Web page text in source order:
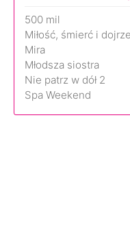
500 mil
Miłość, śmierć i
Mira
Młodsza siostra
Nie patrz w dół 2
Spa Weekend